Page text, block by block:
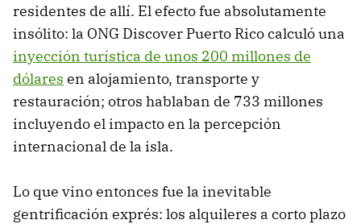
residentes de allí. El efecto fue absolutamente
insólito: la ONG Discover Puerto Rico calculó una
inyección turística de unos 200 millones de
dólares en alojamiento, transporte y
restauración; otros hablaban de 733 millones
incluyendo el impacto en la percepción
internacional de la isla.
Lo que vino entonces fue la inevitable
gentrificación exprés: los alquileres a corto plazo